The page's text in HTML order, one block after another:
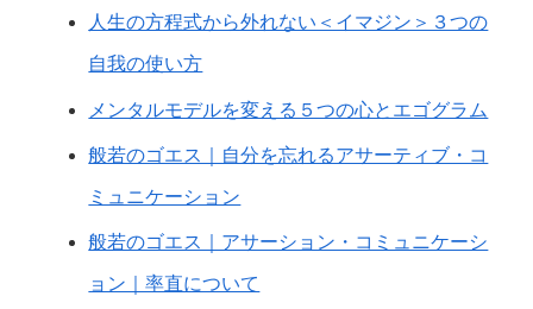
人生の方程式から外れない＜イマジン＞３つの
自我の使い方
メンタルモデルを変える５つの心とエゴグラム
般若のゴエス｜自分を忘れるアサーティブ・コ
ミュニケーション
般若のゴエス｜アサーション・コミュニケーシ
ョン｜率直について